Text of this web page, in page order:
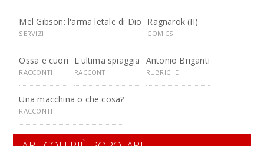
Mel Gibson: l'arma letale di Dio
SERVIZI
Ragnarok (II)
COMICS
Ossa e cuori
RACCONTI
L'ultima spiaggia
RACCONTI
Antonio Briganti
RUBRICHE
Una macchina o che cosa?
RACCONTI